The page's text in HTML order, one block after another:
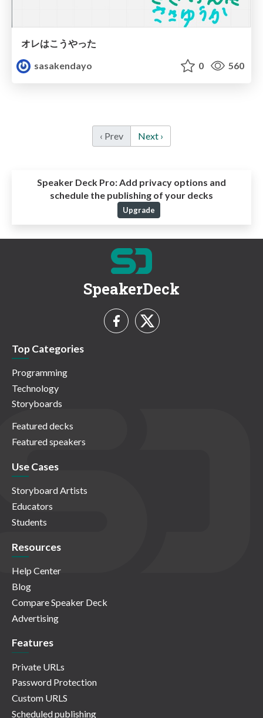
オレはこうやった
sasakendayo
0 560
‹ Prev Next ›
Speaker Deck Pro:Add privacy options and
schedule the publishing of your decks
Upgrade
SpeakerDeck
Top Categories
Programming
Technology
Storyboards
Featured decks
Featured speakers
Use Cases
Storyboard Artists
Educators
Students
Resources
Help Center
Blog
Compare Speaker Deck
Advertising
Features
Private URLs
Password Protection
Custom URLS
Scheduled publishing